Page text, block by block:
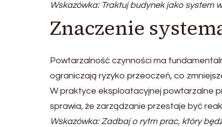
Wskazówka: Traktuj budynek jako system
Znaczenie
Powtarzalność czynności ma
ograniczają ryzyko przeoczeń, co
W praktyce eksploatacyjnej powtarzalne
sprawia, że zarządzanie przestaje być
Wskazówka: Zadbaj o rytm prac, który